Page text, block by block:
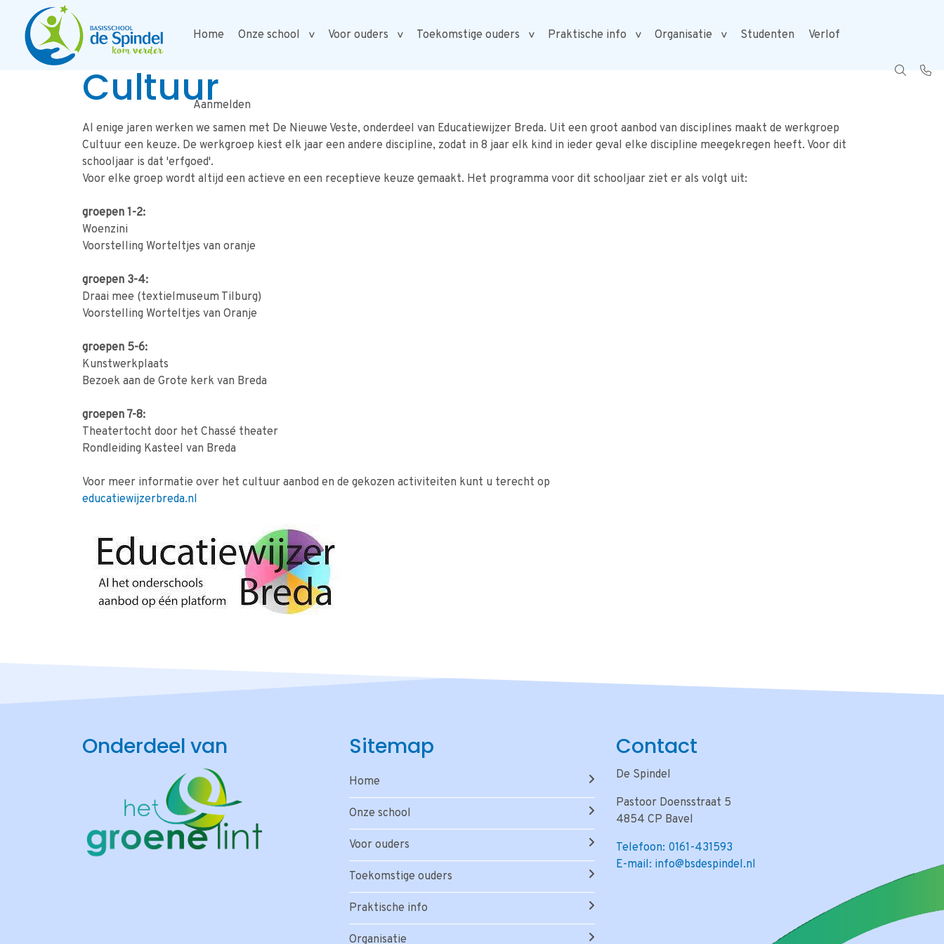
Home Onze school Voor ouders Toekomstige ouders Praktische info Organisatie Studenten Verlof
Aanmelden
Cultuur
Al enige jaren werken we samen met De Nieuwe Veste, onderdeel van Educatiewijzer Breda. Uit een groot aanbod van disciplines maakt de werkgroep
Cultuur een keuze. De werkgroep kiest elk jaar een andere discipline, zodat in 8 jaar elk kind in ieder geval elke discipline meegekregen heeft. Voor dit
schooljaar is dat 'erfgoed'.
Voor elke groep wordt altijd een actieve en een receptieve keuze gemaakt. Het programma voor dit schooljaar ziet er als volgt uit:
groepen 1-2:
Woenzini
Voorstelling Worteltjes van oranje
groepen 3-4:
Draai mee (textielmuseum Tilburg)
Voorstelling Worteltjes van Oranje
groepen 5-6:
Kunstwerkplaats
Bezoek aan de Grote kerk van Breda
groepen 7-8:
Theatertocht door het Chassé theater
Rondleiding Kasteel van Breda
Voor meer informatie over het cultuur aanbod en de gekozen activiteiten kunt u terecht op
educatiewijzerbreda.nl
Onderdeel van Sitemap
Home
Onze school
Voor ouders
Toekomstige ouders
Praktische info
Organisatie
Contact
De Spindel
Pastoor Doensstraat 5
4854 CP Bavel
Telefoon: 0161-431593
E-mail: info@bsdespindel.nl